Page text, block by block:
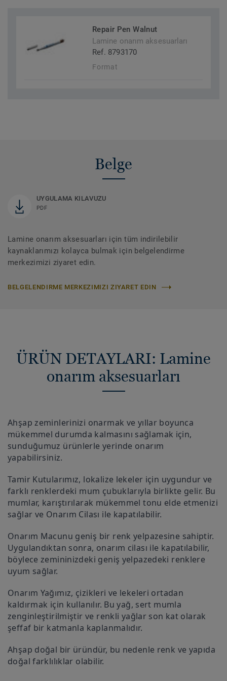
Repair Pen Walnut
Lamine onarım aksesuarları
Ref. 8793170
Format
Belge
UYGULAMA KILAVUZU
PDF
Lamine onarım aksesuarları için tüm indirilebilir
kaynaklarımızı kolayca bulmak için belgelendirme
merkezimizi ziyaret edin.
BELGELENDIRME MERKEZIMIZI ZIYARET EDIN
ÜRÜN DETAYLARI: Lamine
onarım aksesuarları
Ahşap zeminlerinizi onarmak ve yıllar boyunca
mükemmel durumda kalmasını sağlamak için,
sunduğumuz ürünlerle yerinde onarım
yapabilirsiniz.
Tamir Kutularımız, lokalize lekeler için uygundur ve
farklı renklerdeki mum çubuklarıyla birlikte gelir. Bu
mumlar, karıştırılarak mükemmel tonu elde etmenizi
sağlar ve Onarım Cilası ile kapatılabilir.
Onarım Macunu geniş bir renk yelpazesine sahiptir.
Uygulandıktan sonra, onarım cilası ile kapatılabilir,
böylece zemininizdeki geniş yelpazedeki renklere
uyum sağlar.
Onarım Yağımız, çizikleri ve lekeleri ortadan
kaldırmak için kullanılır. Bu yağ, sert mumla
zenginleştirilmiştir ve renkli yağlar son kat olarak
şeffaf bir katmanla kaplanmalıdır.
Ahşap doğal bir üründür, bu nedenle renk ve yapıda
doğal farklılıklar olabilir.